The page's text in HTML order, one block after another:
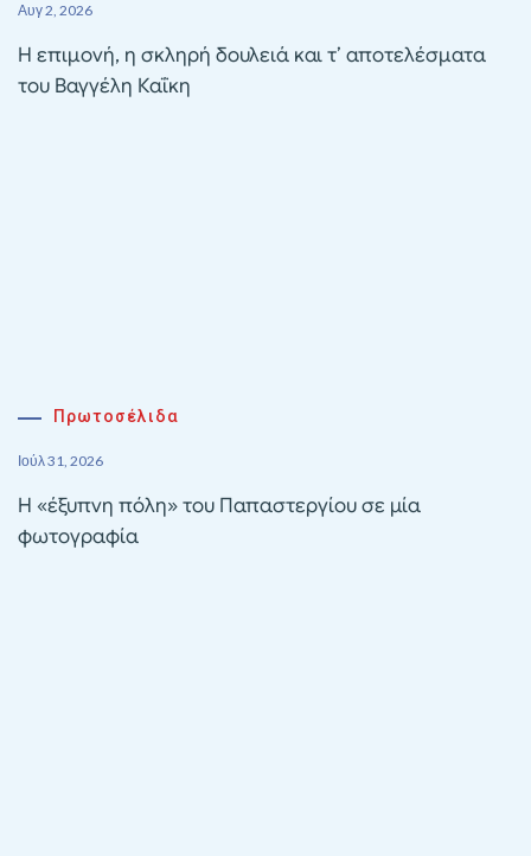
Αυγ 2, 2026
Η επιμονή, η σκληρή δουλειά και τ’ αποτελέσματα
του Βαγγέλη Καΐκη
Πρωτοσέλιδα
Ιούλ 31, 2026
Η «έξυπνη πόλη» του Παπαστεργίου σε μία
φωτογραφία